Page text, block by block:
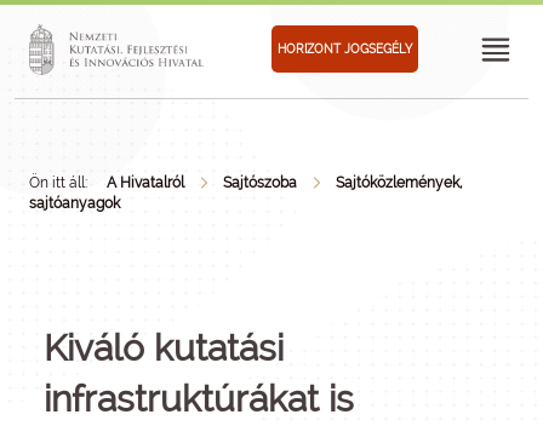
HORIZONT JOGSEGÉLY
Ön itt áll: A Hivatalról Sajtószoba
Sajtóközlemények,
sajtóanyagok
Kiváló kutatási
infrastruktúrákat is